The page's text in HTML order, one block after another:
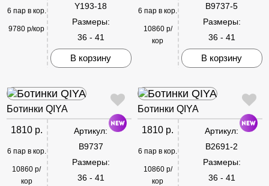
6 пар в кор.
9780 р/кор
Y193-18
Размеры:
36 - 41
В корзину
6 пар в кор.
10860 р/
кор
B9737-5
Размеры:
36 - 41
В корзину
Ботинки QIYA
1810 р.
6 пар в кор.
10860 р/
кор
Артикул:
B9737
Размеры:
36 - 41
Ботинки QIYA
1810 р.
6 пар в кор.
10860 р/
кор
Артикул:
B2691-2
Размеры:
36 - 41